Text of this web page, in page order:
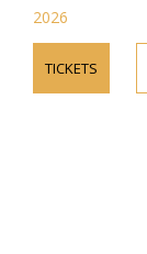
2026
TICKETS